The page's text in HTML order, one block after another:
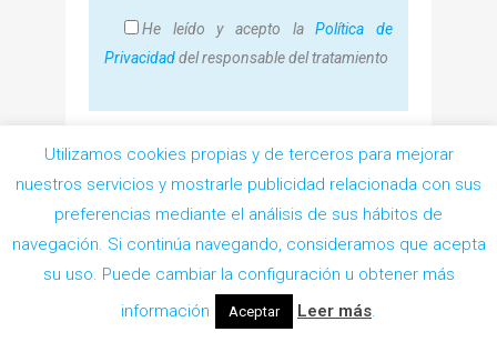
He leído y acepto laPolítica de
Privacidaddel responsable del tratamiento
Pedir Cita
Utilizamos cookies propias y de terceros para mejorar
nuestros servicios y mostrarle publicidad relacionada con sus
preferencias mediante el análisis de sus hábitos de
navegación. Si continúa navegando, consideramos que acepta
su uso. Puede cambiar la configuración u obtener más
información
Aceptar Leer más.